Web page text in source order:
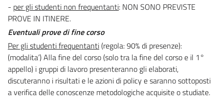
- per gli studenti non frequentanti: NON SONO PREVISTE
PROVE IN ITINERE.
Eventuali prove di fine corso
Per gli studenti frequentanti(regola: 90% di presenze):
(modalita’) Alla fine del corso (solo tra la fine del corso e il 1°
appello) i gruppi di lavoro presenteranno gli elaborati,
discuteranno i risultati e le azioni di policy e saranno sottoposti
a verifica delle conoscenze metodologiche acquisite o studiate.